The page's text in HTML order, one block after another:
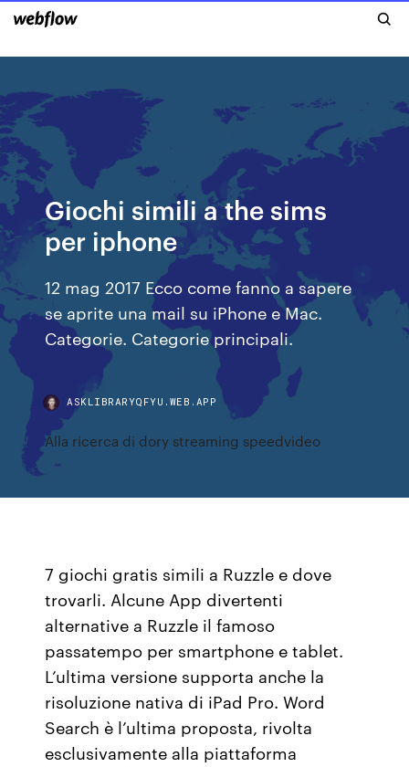
Giochi simili a the sims
per iphone
12 mag 2017 Ecco come fanno a sapere
se aprite una mail su iPhone e Mac.
Categorie. Categorie principali.
ASKLIBRARYQFYU.WEB.APP
Alla ricerca di dory streaming speedvideo
7 giochi gratis simili a Ruzzle e dove
trovarli. Alcune App divertenti
alternative a Ruzzle il famoso
passatempo per smartphone e tablet.
L’ultima versione supporta anche la
risoluzione nativa di iPad Pro. Word
Search è l’ultima proposta, rivolta
esclusivamente alla piattaforma